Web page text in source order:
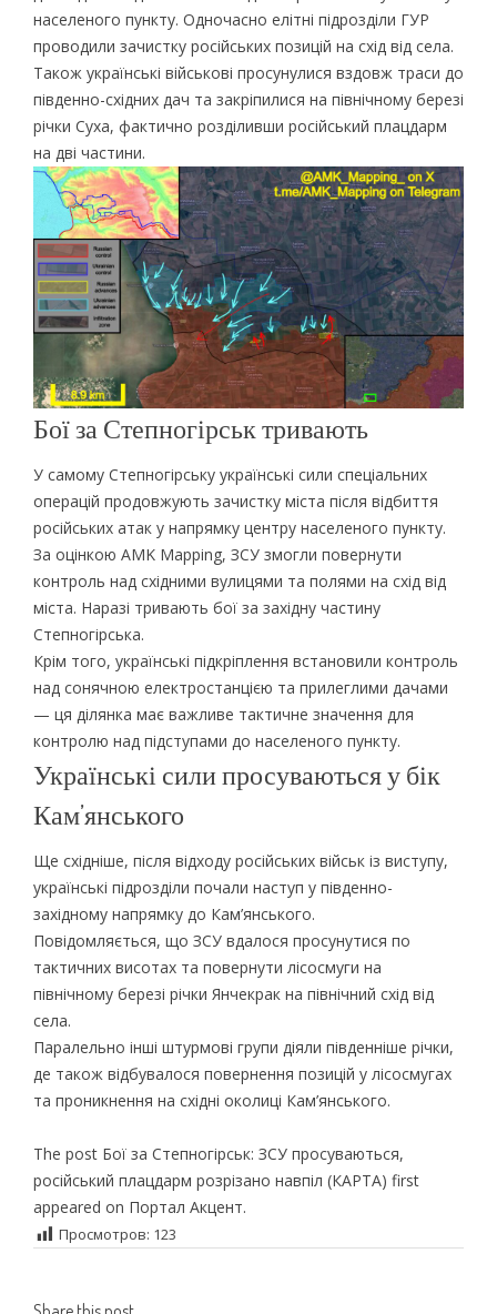
населеного пункту. Одночасно елітні підрозділи ГУР
проводили зачистку російських позицій на схід від села.
Також українські військові просунулися вздовж траси до
південно-східних дач та закріпилися на північному березі
річки Суха, фактично розділивши російський плацдарм
на дві частини.
Бої за Степногірськ тривають
У самому Степногірську українські сили спеціальних
операцій продовжують зачистку міста після відбиття
російських атак у напрямку центру населеного пункту.
За оцінкою AMK Mapping, ЗСУ змогли повернути
контроль над східними вулицями та полями на схід від
міста. Наразі тривають бої за західну частину
Степногірська.
Крім того, українські підкріплення встановили контроль
над сонячною електростанцією та прилеглими дачами
— ця ділянка має важливе тактичне значення для
контролю над підступами до населеного пункту.
Українські сили просуваються у бік
Кам’янського
Ще східніше, після відходу російських військ із виступу,
українські підрозділи почали наступ у південно-
західному напрямку до Кам’янського.
Повідомляється, що ЗСУ вдалося просунутися по
тактичних висотах та повернути лісосмуги на
північному березі річки Янчекрак на північний схід від
села.
Паралельно інші штурмові групи діяли південніше річки,
де також відбувалося повернення позицій у лісосмугах
та проникнення на східні околиці Кам’янського.
The post Бої за Степногірськ: ЗСУ просуваються,
російський плацдарм розрізано навпіл (КАРТА) first
appeared on Портал Акцент.
Просмотров: 123